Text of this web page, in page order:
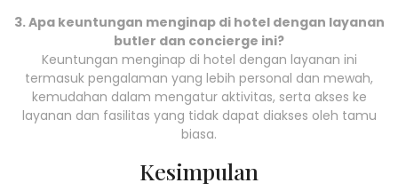
3. Apa keuntungan menginap di hotel dengan layanan
butler dan concierge ini?
Keuntungan menginap di hotel dengan layanan ini
termasuk pengalaman yang lebih personal dan mewah,
kemudahan dalam mengatur aktivitas, serta akses ke
layanan dan fasilitas yang tidak dapat diakses oleh tamu
biasa.
Kesimpulan